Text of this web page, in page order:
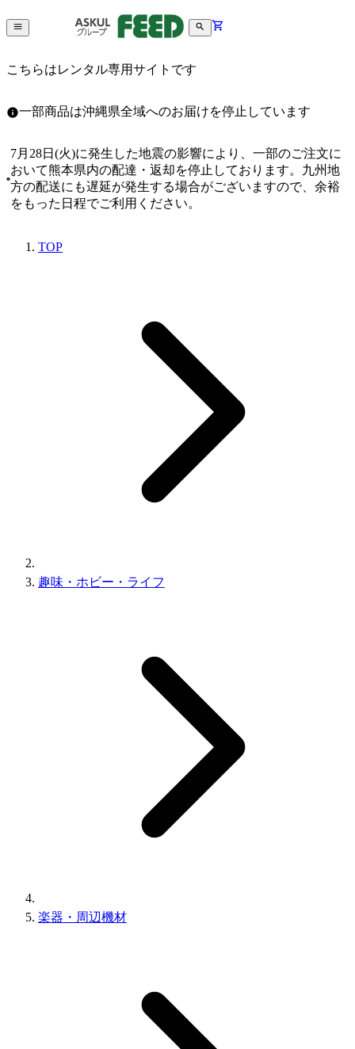
こちらはレンタル専用サイトです
一部商品は沖縄県全域へのお届けを停止しています
7月28日(火)に発生した地震の影響により、一部のご注文に
おいて熊本県内の配達・返却を停止しております。九州地
方の配送にも遅延が発生する場合がございますので、余裕
をもった日程でご利用ください。
TOP
趣味・ホビー・ライフ
楽器・周辺機材